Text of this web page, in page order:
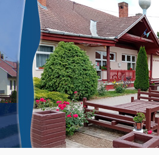
Ugrás
tartalomra
Keresése: